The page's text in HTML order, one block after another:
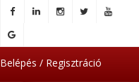
Belépés / Regisztráció